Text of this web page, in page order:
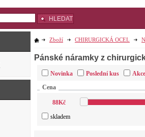
Zboží CHIRURGICKÁ OCEL
Pánské náramky z
Novinka Poslední kus
Akce
Cena
88Kč
skladem
HLEDAT